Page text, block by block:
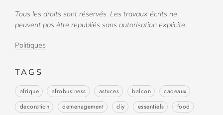
Tous les droits sont réservés. Les travaux écrits ne
peuvent pas être republiés sans autorisation explicite.
Politiques
TAGS
afrique afrobusiness astuces balcon
cadeaux
decoration
demenagement diy essentiels food